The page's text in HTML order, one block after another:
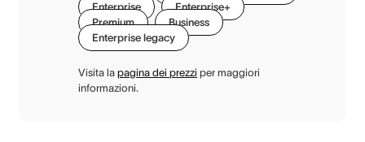
Enterprise
Enterprise+
Premium
Business
Enterprise legacy
Visita la pagina dei prezzi per maggiori
informazioni.